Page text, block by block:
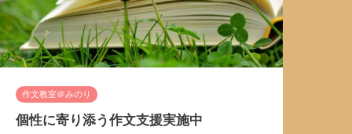
作文教室＠みのり
個性に寄り添う作文支援実施中